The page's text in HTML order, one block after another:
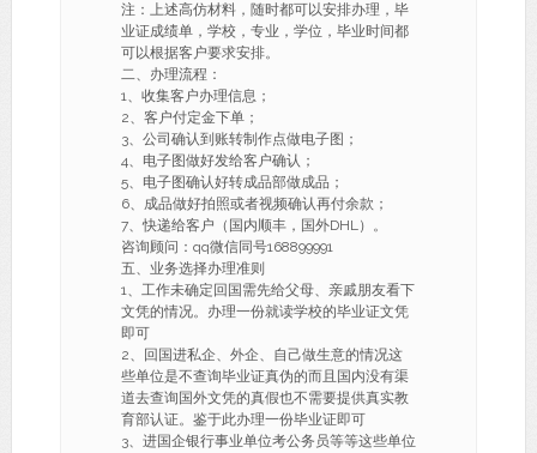
注：上述高仿材料，随时都可以安排办理，毕
业证成绩单，学校，专业，学位，毕业时间都
可以根据客户要求安排。
二、办理流程：
1、收集客户办理信息；
2、客户付定金下单；
3、公司确认到账转制作点做电子图；
4、电子图做好发给客户确认；
5、电子图确认好转成品部做成品；
6、成品做好拍照或者视频确认再付余款；
7、快递给客户（国内顺丰，国外DHL）。
咨询顾问：qq微信同号168899991
五、业务选择办理准则
1、工作未确定回国需先给父母、亲戚朋友看下
文凭的情况。办理一份就读学校的毕业证文凭
即可
2、回国进私企、外企、自己做生意的情况这
些单位是不查询毕业证真伪的而且国内没有渠
道去查询国外文凭的真假也不需要提供真实教
育部认证。鉴于此办理一份毕业证即可
3、进国企银行事业单位考公务员等等这些单位